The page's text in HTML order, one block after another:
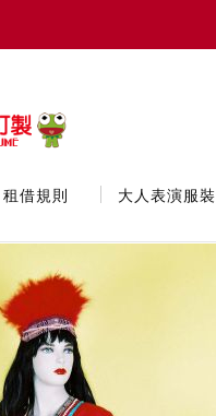
租借規則 大人表演服裝